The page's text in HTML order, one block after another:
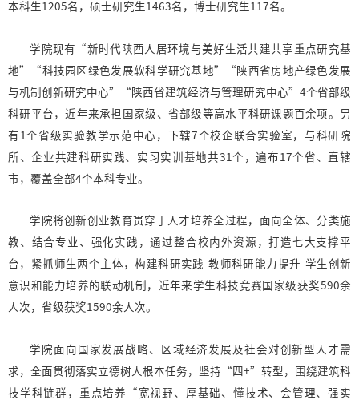
本科生1205名，硕士研究生1463名，博士研究生117名。
学院现有“新时代陕西人居环境与美好生活共建共享重点研究基
地”“科技园区绿色发展软科学研究基地”“陕西省房地产绿色发展
与机制创新研究中心”“陕西省建筑经济与管理研究中心”4个省部级
科研平台，近年来承担国家级、省部级等高水平科研课题百余项。另
有1个省级实验教学示范中心，下辖7个校企联合实验室，与科研院
所、企业共建科研实践、实习实训基地共31个，遍布17个省、直辖
市，覆盖全部4个本科专业。
学院将创新创业教育贯穿于人才培养全过程，面向全体、分类施
教、结合专业、强化实践，通过整合校内外资源，打造七大支撑平
台，紧抓师生两个主体，构建科研实践-教师科研能力提升-学生创新
意识和能力培养的联动机制，近年来学生科技竞赛国家级获奖590余
人次，省级获奖1590余人次。
学院面向国家发展战略、区域经济发展及社会对创新型人才需
求，全面贯彻落实立德树人根本任务，坚持“四+”转型，围绕建筑科
技学科链群，重点培养“宽视野、厚基础、懂技术、会管理、强实